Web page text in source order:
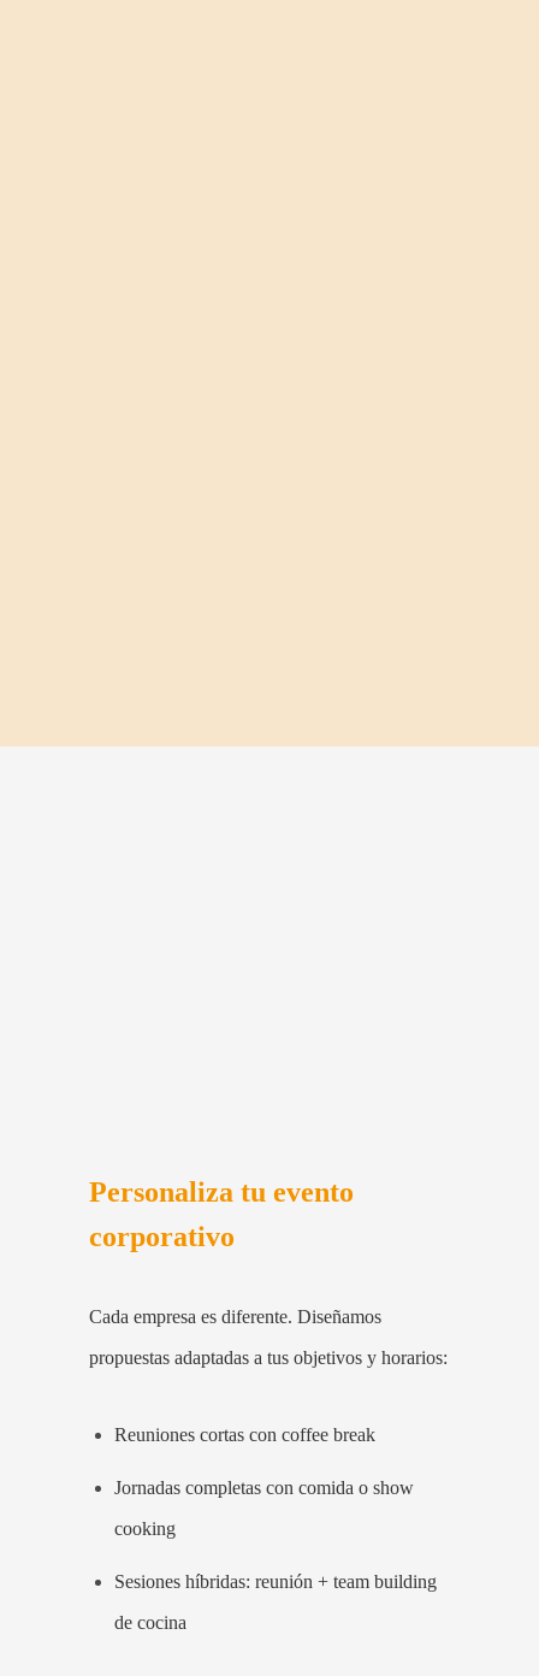
Personaliza tu evento
corporativo
Cada empresa es diferente. Diseñamos
propuestas adaptadas a tus objetivos y horarios:
Reuniones cortas con coffee break
Jornadas completas con comida o show
cooking
Sesiones híbridas: reunión + team building
de cocina